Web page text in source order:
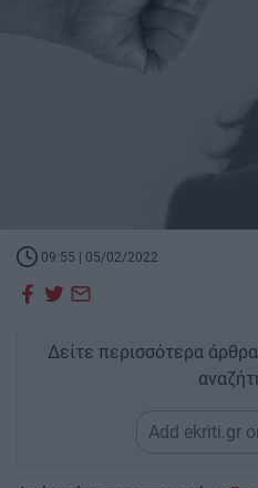
09:55 | 05/02/2022
Δείτε περισσότερα
Add ekriti.gr